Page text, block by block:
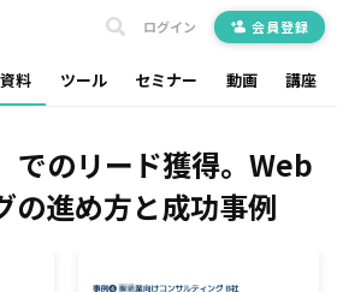
料 ツール セミナー 動画 講座
ログイン 会員登録
でのリード獲得。Web
の進め方と成功事例